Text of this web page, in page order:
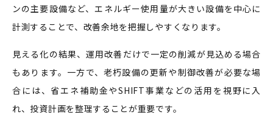
ンの主要設備など、エネルギー使用量が大きい設備を中心に
計測することで、改善余地を把握しやすくなります。
見える化の結果、運用改善だけで一定の削減が見込める場合
もあります。一方で、老朽設備の更新や制御改善が必要な場
合には、省エネ補助金やSHIFT事業などの活用を視野に入
れ、投資計画を整理することが重要です。